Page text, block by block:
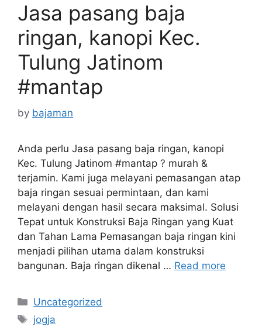
Jasa pasang baja
ringan, kanopi Kec.
Tulung Jatinom
#mantap
by bajaman
Anda perlu Jasa pasang baja ringan, kanopi
Kec. Tulung Jatinom #mantap ? murah &
terjamin. Kami juga melayani pemasangan atap
baja ringan sesuai permintaan, dan kami
melayani dengan hasil secara maksimal. Solusi
Tepat untuk Konstruksi Baja Ringan yang Kuat
dan Tahan Lama Pemasangan baja ringan kini
menjadi pilihan utama dalam konstruksi
bangunan. Baja ringan dikenal … Read more
Categories
Uncategorized
Tags
jogja